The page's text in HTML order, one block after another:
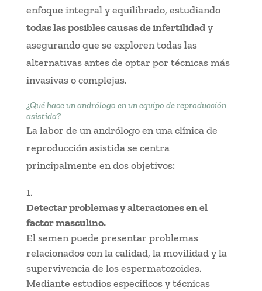
enfoque integral y equilibrado, estudiando
todas las posibles causas de infertilidady
asegurando que se exploren todas las
alternativas antes de optar por técnicas más
invasivas o complejas.
¿Qué hace un andrólogo en un equipo de reproducción
asistida?
La labor de un andrólogo en una clínica de
reproducción asistida se centra
principalmente en dos objetivos:
Detectar problemas y alteraciones en el
factor masculino.
El semen puede presentar problemas
relacionados con la calidad, la movilidad y la
supervivencia de los espermatozoides.
Mediante estudios específicos y técnicas